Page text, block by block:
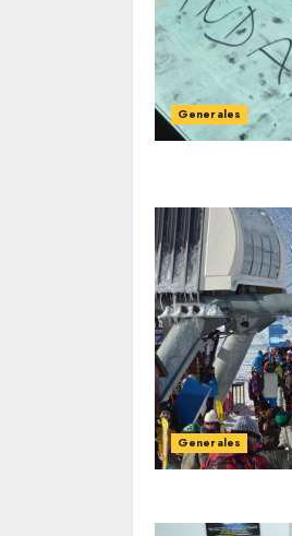
Generales
Generales